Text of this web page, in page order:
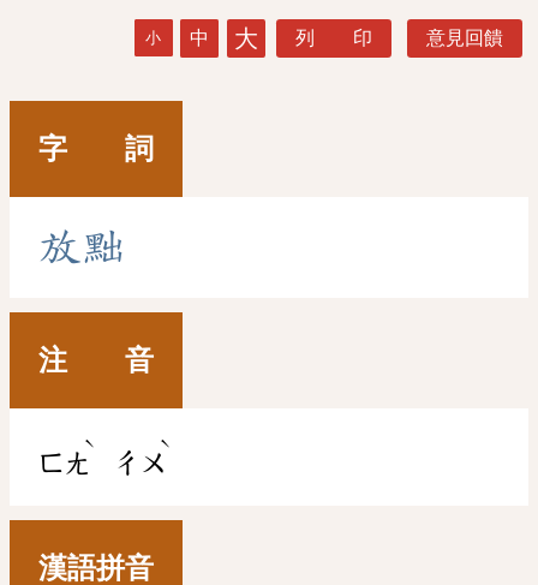
小 中 大 列 印 意見回饋
字 詞
放 黜
注 音
ㄈㄤ
ˋ
ㄔㄨ
ˋ
漢語拼音